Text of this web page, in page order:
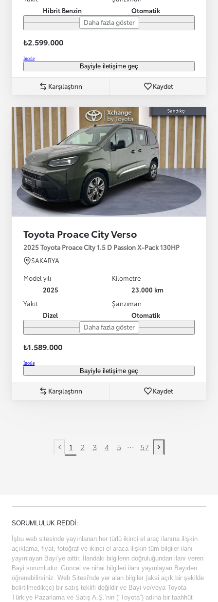
Hibrit Benzin
Otomatik
Daha fazla göster
₺2.599.000
İncele
Bayiyle iletişime geç
Karşılaştırın Kaydet
Toyota Proace City Verso
2025 Toyota Proace City 1.5 D Passion X-Pack 130HP
SAKARYA
Model yılı
2025
Kilometre
23.000 km
Yakıt
Dizel
Şanzıman
Otomatik
Daha fazla göster
₺1.589.000
İncele
Bayiyle iletişime geç
Karşılaştırın Kaydet
Previous page
1 2 3 4 5 ... 57
Next page
SORUMLULUK REDDI:
İşbu web sitesinde yayınlanan her türlü ikinci el araç ilanına ilişkin
açıklama, fiyat, fotoğraf ve ikinci el araca ilişkin tüm bilgiler ilanı
yayınlayan Bayi’ye aittir. İlandaki bilgilerin doğruluğundan ilanı veren
Bayi sorumludur. Güncel ve nihai bilgileri ilanı yayınlayan Bayiden
öğrenebilirsiniz. Web Sitesi'nde yer alan bilgiler (aksi açık bir şekilde
belirtilmedikçe) bir satış teklifi değildir ve Bayi ve/veya Toyota
Türkiye Pazarlama ve Satış A.Ş.’nin ("Toyota”) adına bir taahhüt